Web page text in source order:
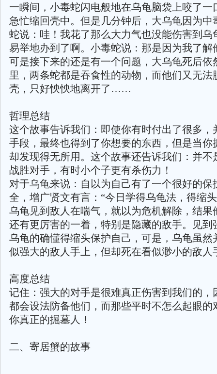
一瞬间，小毒蛇闪电般地在乌龟脑袋上咬了一
急忙缩回壳中。但是几分钟后，大乌龟因为中
蛇说：哇！我花了那么大力气也没能伤害到乌
易举地办到了啊。小毒蛇说：那是因为我了解
可是接下来的还是有一个问题，大乌龟死后依
里，两条蛇都是吞食性的动物，而他们又无法
壳，只好怏怏地离开了……
哲理总结
这个故事告诉我们：即使你有时付出了很多，
手段，最终也得到了你想要的东西，但是当你
却发现得无所用。这个故事还告诉我们：并不
战胜对手，有时小个子更有杀伤力！
对于乌龟来说：自以为自己有了一个很好的保
全，增广贤文有言：“今日学得乌龟法，得缩
乌龟见到敌人在喘气，就以为危机解除，结果
还有更厉害的一着，特别是隐藏的敌手。见到
乌龟的确懂得缩头保护自己，可是，乌龟虽然
似强大的敌人手上，但却死在看似渺小的敌人
高度总结
记住：强大的对手是很难真正伤害到我们的，
都会设法防备他们，而那些平时不怎么起眼的
你真正的掘墓人！
二、寄居蟹的故事